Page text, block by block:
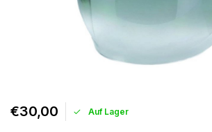
€30,00 Auf Lager